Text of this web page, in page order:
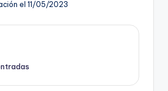
el 11/05/2023